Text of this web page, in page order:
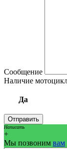
Сообщение
Наличие
Да
Написать
+
Мы позвоним вам